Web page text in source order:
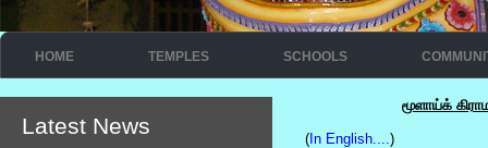
HOME TEMPLES SCHOOLS
Latest News
மூளாய்க்
( In English....)